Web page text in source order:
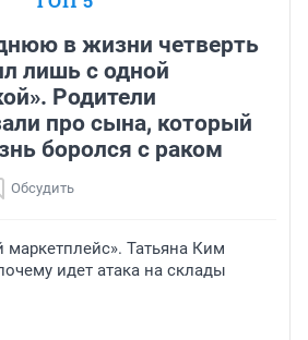
в жизни четверть
лишь с одной
Родители
про сына, который
боролся с раком
Обсудить
маркетплейс». Татьяна Ким
идет атака на склады